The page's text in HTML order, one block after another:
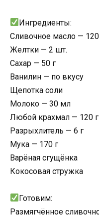
Ингредиенты:
Сливочное масло —
Желтки — 2 шт.
Сахар — 50 г
Ванилин — по вкусу
Щепотка соли
Молоко — 30 мл
Любой крахмал — 120 г
Разрыхлитель — 6 г
Мука — 170 г
Варёная сгущёнка
Кокосовая стружка
Готовим:
Размягчённое